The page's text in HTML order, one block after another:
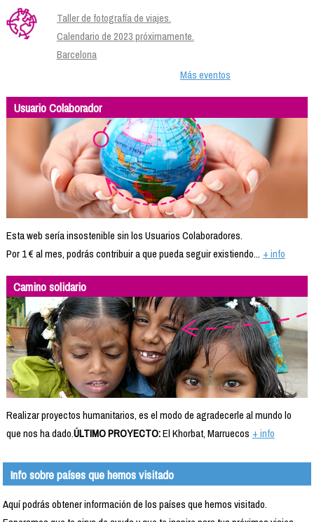
Taller de fotografía de viajes.
Calendario de 2023 próximamente.
Barcelona
Más eventos
Usuario Colaborador
Esta web sería insostenible sin los Usuarios Colaboradores.
Por 1 € al mes, podrás contribuir a que pueda seguir existiendo... + info
Camino solidario
Realizar proyectos humanitarios, es el modo de agradecerle al mundo lo
que nos ha dado.ÚLTIMO PROYECTO:El Khorbat, Marruecos + info
Info sobre países que hemos visitado
Aquí podrás obtener información de los países que hemos visitado.